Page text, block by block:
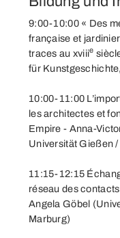
9:00-10:00 « Des
française et
traces au xviiie
für
10:00-11:00
les architectes et
Empire - Anna-
Universität Gießen
11:15-12:15
réseau des
Angela Göbel
Marburg)